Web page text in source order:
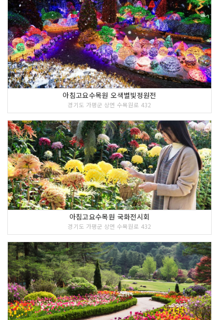
아침고요수목원 오색별빛정원전
경기도 가평군 상면 수목원로 432
아침고요수목원 국화전시회
경기도 가평군 상면 수목원로 432